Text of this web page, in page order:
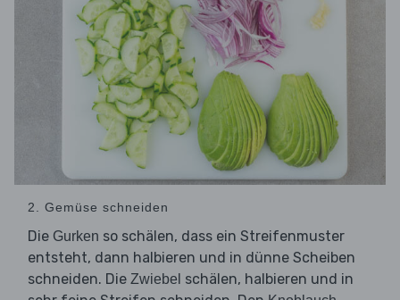
2. Gemüse schneiden
Die Gurken so schälen, dass ein Streifenmuster
entsteht, dann halbieren und in dünne Scheiben
schneiden. Die Zwiebel schälen, halbieren und in